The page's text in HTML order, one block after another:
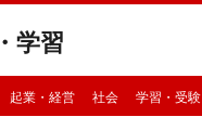
学習
起業・経営 社会 学習・受験